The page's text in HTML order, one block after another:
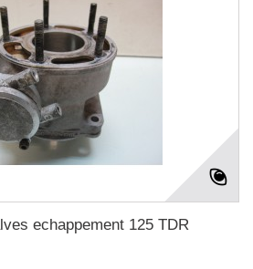
echappement 125 TDR